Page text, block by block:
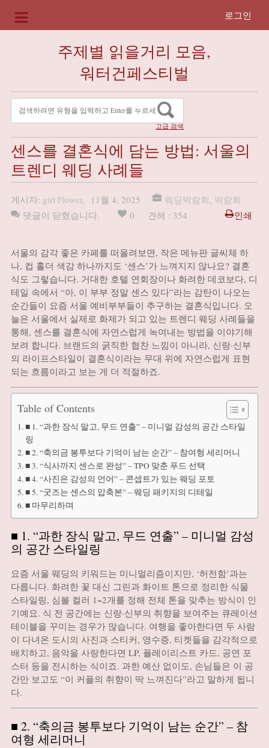
로그인
주제별 읽을거리 모음,
워터건페스티벌
고급 검색
센스를 결혼식에 담는 방법: 서울의
트렌디 웨딩 사례들
게시자: girl Flower, 11월 4, 2025 웨딩박람회, 박람회
댓글이 닫혔습니다.
0 견해 : 354 인쇄
서울의 감각 좋은 카페를 떠올려보면, 작은 메뉴판 글씨체 하
나, 컵 홀더 색감 하나까지도 ‘센스’가 느껴지지 않나요? 결혼
식도 그렇습니다. 거대한 호텔 연회장이나 화려한 데코보다, 디
테일 속에서 “아, 이 부부 정말 센스 있다”라는 감탄이 나오는
순간들이 요즘 서울 예비부부들이 추구하는 결혼식입니다. 오
늘은 서울에서 실제로 화제가 되고 있는 트렌디 웨딩 사례들을
통해, 센스를 결혼식에 자연스럽게 녹여내는 방법을 이야기해
보려 합니다. 브랜드의 굵직한 협찬 느낌이 아니라, 신랑·신부
의 라이프스타일이 결혼식이라는 무대 위에 자연스럽게 표현
되는 흐름이라고 보는 게 더 적절하죠.
Table of Contents
■ 1. “과한 장식 말고, 무드 연출” – 미니멀 감성의 공간 스타일
링
■ 2. “축의금 봉투보다 기억이 남는 순간” – 참여형 세리머니
■ 3. “식사까지 센스로 완성” – TPO 맞춘 푸드 선택
■ 4. “사진은 감성의 언어” – 콘셉트가 있는 웨딩 포토
■ 5. “굿즈는 센스의 압축본” – 웨딩 패키지의 디테일
■ 마무리하며
■ 1. “과한 장식 말고, 무드 연출” – 미니멀 감성
의 공간 스타일링
요즘 서울 웨딩의 키워드는 미니멀리즘이지만, ‘허전함’과는
다릅니다. 화려한 꽃 대신 그린과 화이트 톤으로 정리한 식물
스타일링, 심볼 컬러 1~2개를 정해 전체 톤을 맞추는 방식이 인
기예요. 식 전 공간에는 신랑·신부의 취향을 보여주는 큐레이션
테이블을 꾸미는 경우가 많습니다. 여행을 좋아한다면 두 사람
이 다녀온 도시의 사진과 스티커, 영수증, 티켓들을 감각적으로
배치하고, 음악을 사랑한다면 LP, 플레이리스트 카드, 공연 포
스터 등을 전시하는 식이죠. 과한 예산 없이도, 손님들은 이 공
간만 보고도 “이 커플의 취향이 딱 느껴진다”라고 말하게 됩니
다.
■ 2. “축의금 봉투보다 기억이 남는 순간” – 참
여형 세리머니